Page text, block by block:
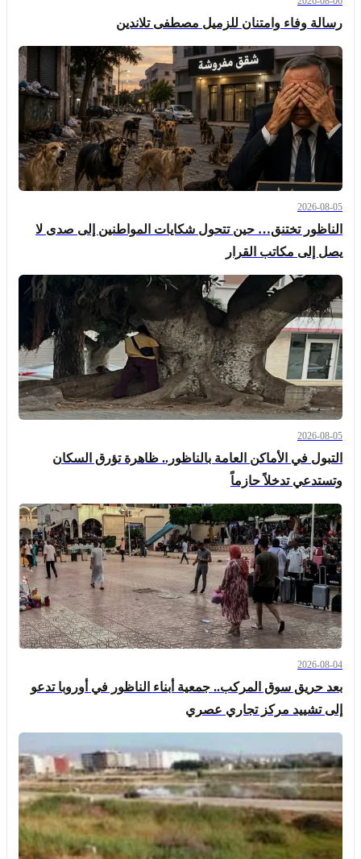
رسالة وفاء وامتنان للزميل مصطفى تلاندين
2026-08-05
الناظور تختنق… حين تتحول شكايات المواطنين إلى صدى لا
يصل إلى مكاتب القرار
2026-08-05
التبول في الأماكن العامة بالناظور.. ظاهرة تؤرق السكان
وتستدعي تدخلاً حازماً
2026-08-04
بعد حريق سوق المركب.. جمعية أبناء الناظور في أوروبا تدعو
إلى تشييد مركز تجاري عصري